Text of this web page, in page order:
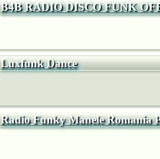
B4B RADIO DISCO FUNK
Luxfunk Dance
Radio Funky Manele Romania